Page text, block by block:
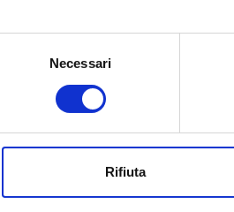
Con il tuo consenso, vorremmo
raccogliere informazioni
digitali).
modificare o ritirare il tuo consenso
Necessari
Rifiuta